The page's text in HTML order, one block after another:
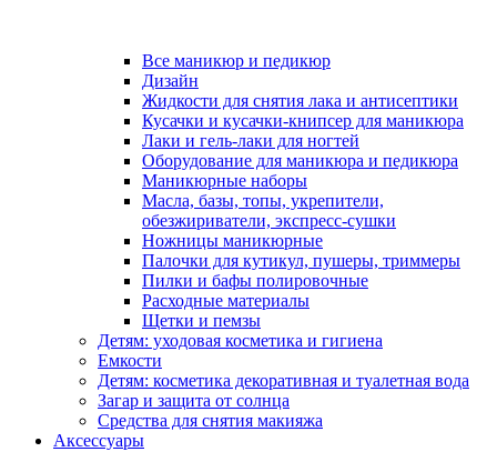
Все маникюр и педикюр
Дизайн
Жидкости для снятия лака и антисептики
Кусачки и кусачки-книпсер для маникюра
Лаки и гель-лаки для ногтей
Оборудование для маникюра и педикюра
Маникюрные наборы
Масла, базы, топы, укрепители,
обезжириватели, экспресс-сушки
Ножницы маникюрные
Палочки для кутикул, пушеры, триммеры
Пилки и бафы полировочные
Расходные материалы
Щетки и пемзы
Детям: уходовая косметика и гигиена
Емкости
Детям: косметика декоративная и туалетная вода
Загар и защита от солнца
Средства для снятия макияжа
Аксессуары